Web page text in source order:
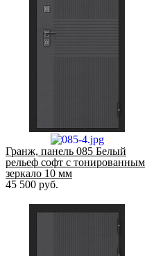
Гранж, панель 085 Белый
рельеф софт с тонированным
зеркало 10 мм
45 500 руб.